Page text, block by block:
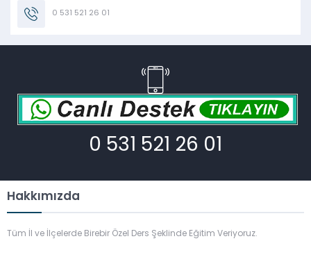
0 531 521 26 01
0 531 521 26 01
Hakkımızda
Tüm İl ve İlçelerde Birebir Özel Ders Şeklinde Eğitim Veriyoruz.